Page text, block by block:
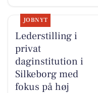
JOBNYT
Lederstilling i
privat
daginstitution i
Silkeborg med
fokus på høj